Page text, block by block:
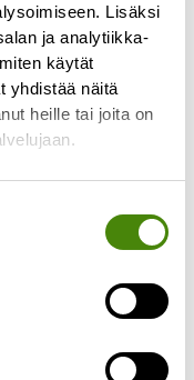
Lisäksi
ja analytiikka-
käytät
yhdistää näitä
heille tai joita on
seurauksena
jäteastian